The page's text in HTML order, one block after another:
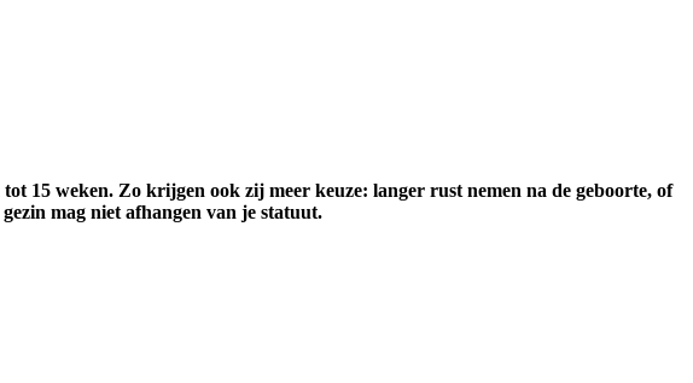
15 weken. Zo krijgen ook zij meer keuze: langer rust nemen na de geboorte, of
mag niet afhangen van je statuut.